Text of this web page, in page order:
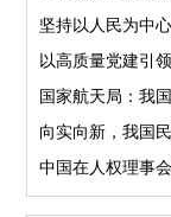
坚持以人民为中
以高质量党建引
国家航天局：我
向实向新，我国
中国在人权理事